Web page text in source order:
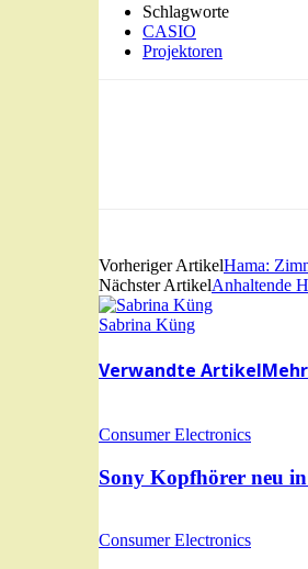
Schlagworte
CASIO
Projektoren
Vorheriger ArtikelHama:
Nächster ArtikelAnhaltende
Sabrina Küng
Verwandte Artikel
Consumer Electronics
Sony Kopfhörer neu
Consumer Electronics